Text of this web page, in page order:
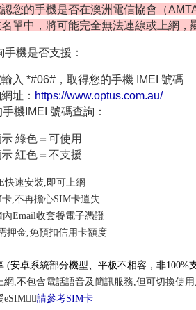
您的手機是否在澳洲電信協會（
單中，將可能完全無法連線或上網，
機是否支援：
入 *#06#，取得您的手機 IMEI 號碼
址： https://www.optus.com.au/
機IMEI 號碼查詢：
綠色＝可使用
紅色＝不支援
快速安裝,即可上網
,不再擔心SIM卡遺失
Email收套餐電子憑證
押金,免預扣信用卡額度
(安卓系統部分機型、平板不相容，非100%
網,不包含電話語音及簡訊服務,但可切換使
請參考SIM卡